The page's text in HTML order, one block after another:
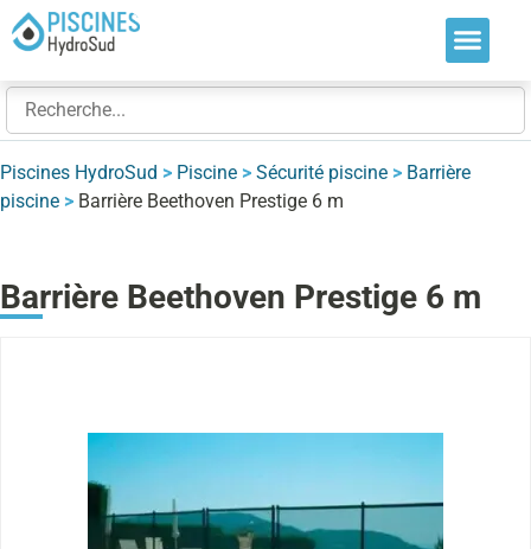
Piscines HydroSud > Piscine > Sécurité piscine > Barrière
piscine > Barrière Beethoven Prestige 6 m
Barrière Beethoven Prestige 6 m